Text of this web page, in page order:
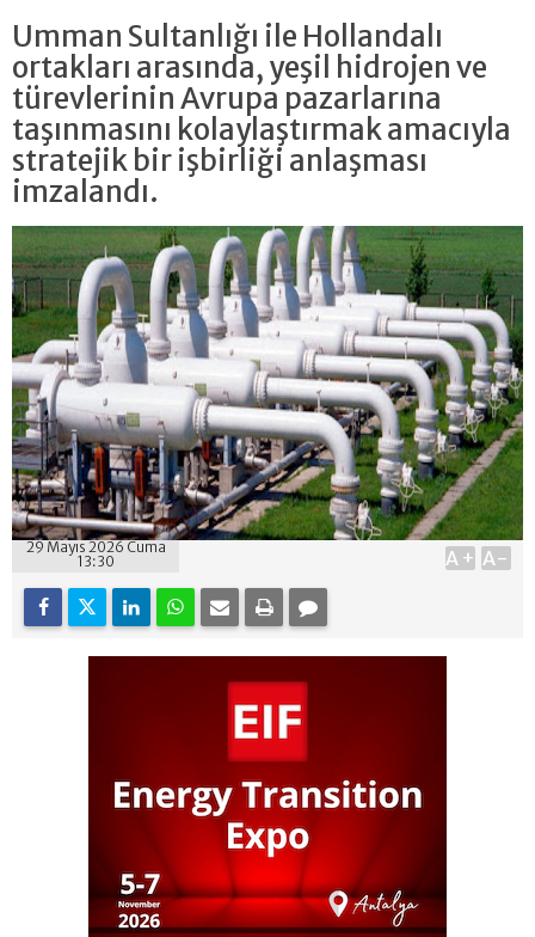
Umman Sultanlığı ile Hollandalı
ortakları arasında, yeşil hidrojen ve
türevlerinin Avrupa pazarlarına
taşınmasını kolaylaştırmak amacıyla
stratejik bir işbirliği anlaşması
imzalandı.
29 Mayıs 2026 Cuma
13:30
A+ A-